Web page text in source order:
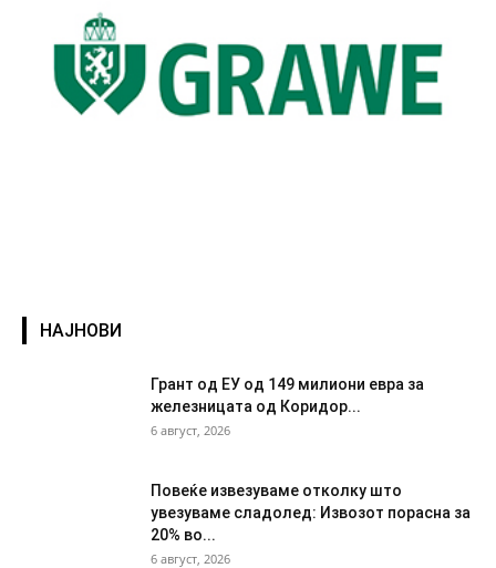
НАЈНОВИ
Грант од ЕУ од 149 милиони евра за
железницата од Коридор...
6 август, 2026
Повеќе извезуваме отколку што
увезуваме сладолед: Извозот порасна за
20% во...
6 август, 2026